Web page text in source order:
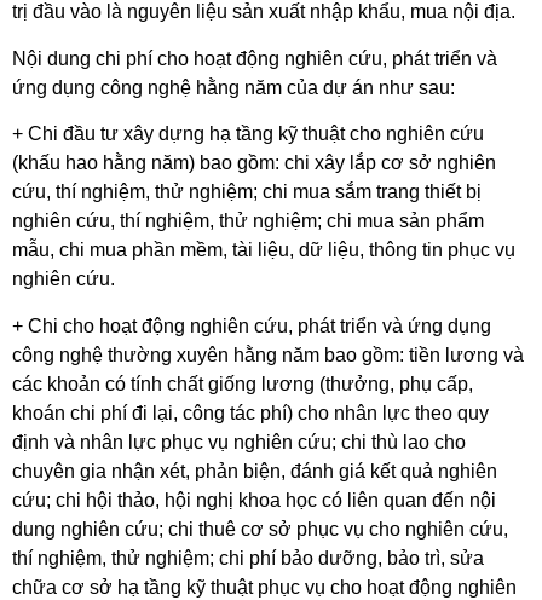
trị đầu vào là nguyên liệu sản xuất nhập khẩu, mua nội địa.
Nội dung chi phí cho hoạt động nghiên cứu, phát triển và
ứng dụng công nghệ hằng năm của dự án như sau:
+ Chi đầu tư xây dựng hạ tầng kỹ thuật cho nghiên cứu
(khấu hao hằng năm) bao gồm: chi xây lắp cơ sở nghiên
cứu, thí nghiệm, thử nghiệm; chi mua sắm trang thiết bị
nghiên cứu, thí nghiệm, thử nghiệm; chi mua sản phẩm
mẫu, chi mua phần mềm, tài liệu, dữ liệu, thông tin phục vụ
nghiên cứu.
+ Chi cho hoạt động nghiên cứu, phát triển và ứng dụng
công nghệ thường xuyên hằng năm bao gồm: tiền lương và
các khoản có tính chất giống lương (thưởng, phụ cấp,
khoán chi phí đi lại, công tác phí) cho nhân lực theo quy
định và nhân lực phục vụ nghiên cứu; chi thù lao cho
chuyên gia nhận xét, phản biện, đánh giá kết quả nghiên
cứu; chi hội thảo, hội nghị khoa học có liên quan đến nội
dung nghiên cứu; chi thuê cơ sở phục vụ cho nghiên cứu,
thí nghiệm, thử nghiệm; chi phí bảo dưỡng, bảo trì, sửa
chữa cơ sở hạ tầng kỹ thuật phục vụ cho hoạt động nghiên